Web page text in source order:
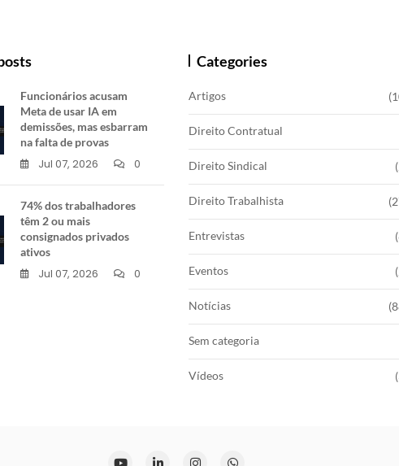
Funcionários acusam
Meta de usar IA em
demissões, mas esbarram
na falta de provas
Jul 07, 2026 0
74% dos trabalhadores
têm 2 ou mais
consignados privados
ativos
Jul 07, 2026 0
Categories
Artigos
Direito Contratual
Direito Sindical
Direito Trabalhista
Entrevistas
Eventos
Notícias
Sem categoria
Vídeos